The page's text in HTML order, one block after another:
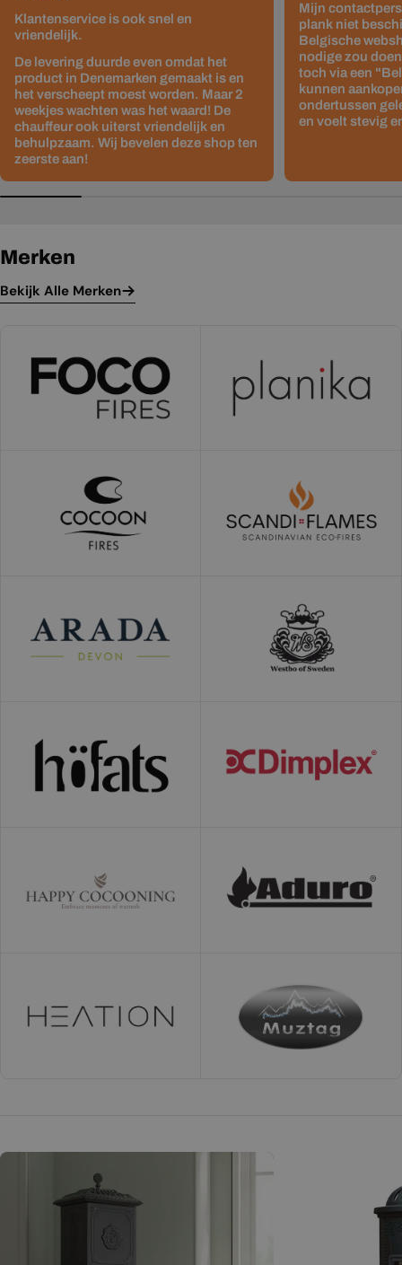
Klantenservice is ook snel en
vriendelijk.
De levering duurde even omdat het
product in Denemarken gemaakt is en
het verscheept moest worden. Maar 2
weekjes wachten was het waard! De
chauffeur ook uiterst vriendelijk en
behulpzaam. Wij bevelen deze shop ten
zeerste aan!
Mijn
plank niet
Belgische
nodige zou
toch via een
kunnen
ondertussen
en voelt stevig
Merken
Bekijk Alle Merken